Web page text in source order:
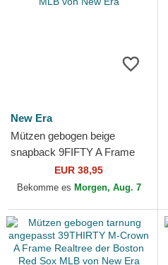
New Era
Mützen gebogen beige
snapback 9FIFTY A Frame
Classic der Boston Red Sox
MLB von New Era
EUR 38,95
Bekomme es Morgen, Aug. 7